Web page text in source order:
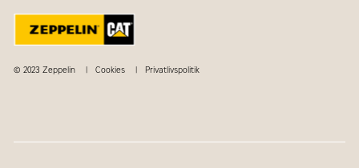
© 2023 Zeppelin Cookies Privatlivspolitik